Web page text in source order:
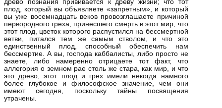
древо познания прививается к древу жизни; что тот
плод, который вы объявляете «запретным», и который
вы уже восемнадцать веков провозглашаете причиной
первородного греха, принесшего смерть в этот мир, что
этот плод, цветок которого распустился на бессмертной
ветви, питался тем же самым стволом, и что это
единственный плод, способный обеспечить нам
бессмертие. А вы, господа каббалисты, либо просто не
знаете, либо намеренно отрицаете тот факт, что
аллегория о земном рае столь же стара, как мир, и что
это древо, этот плод и грех имели некогда намного
более глубокое и философское значение, чем они
имеют сегодня, поскольку тайны посвящения
утрачены.